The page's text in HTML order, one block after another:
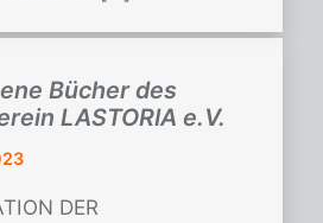
Bücher des
LASTORIA e.V.
DER